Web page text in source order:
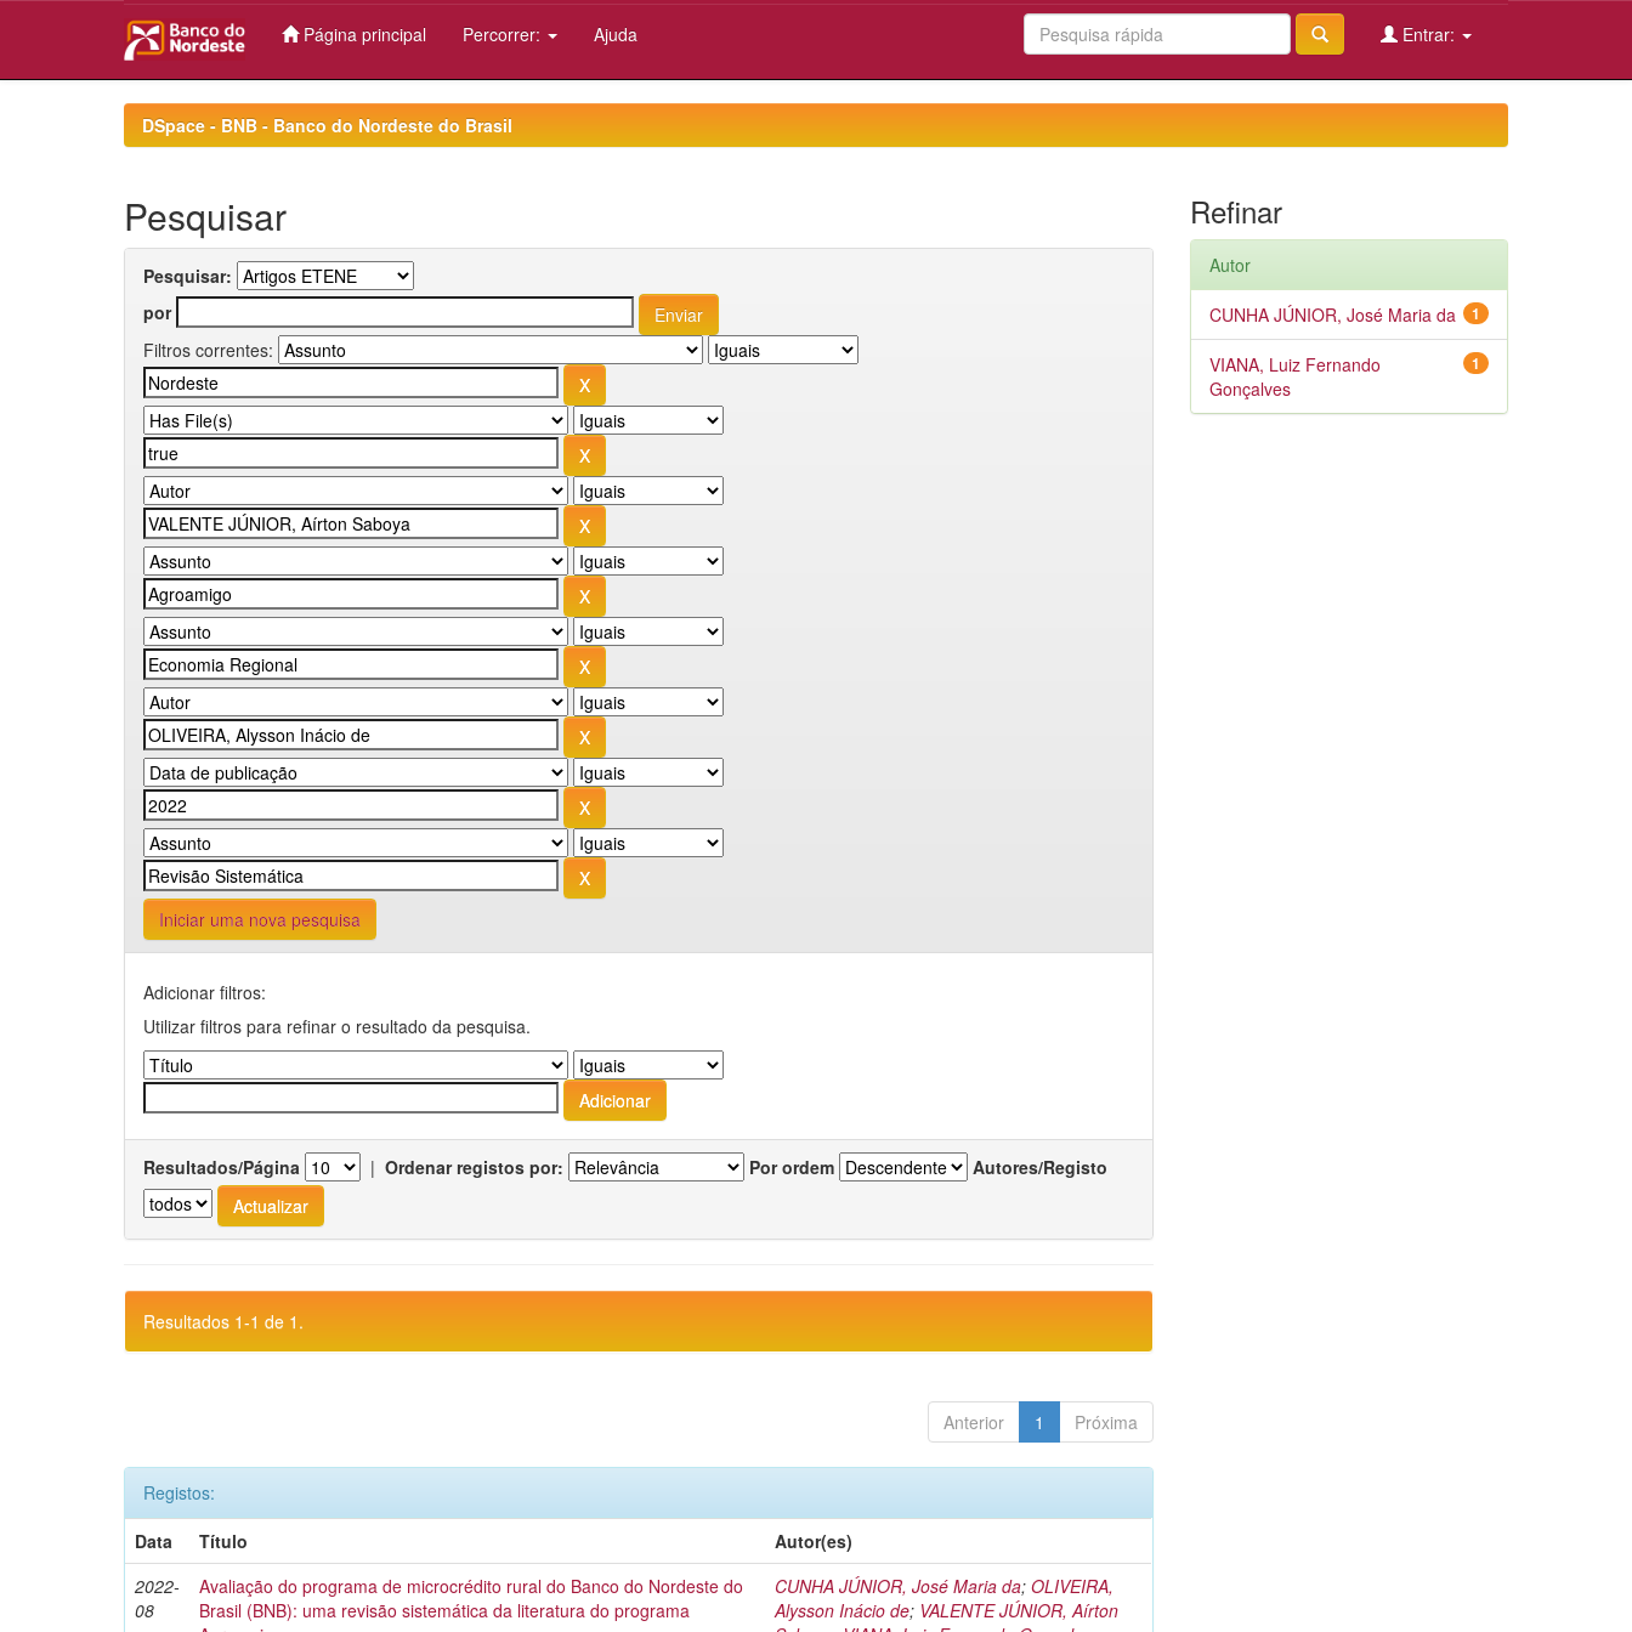
Página principal Percorrer: Ajuda Entrar:
DSpace - BNB - Banco do Nordeste do Brasil
Pesquisar
Pesquisar:
por
Filtros correntes:
Iniciar uma nova pesquisa
Adicionar filtros:
Utilizar filtros para refinar o resultado da pesquisa.
Resultados/Página | Ordenar registos por: Por ordem Autores/Registo
Resultados 1-1 de 1.
Anterior 1 Próxima
Registos:
Data
Título
Autor(es)
2022-
08
Avaliação do programa de microcrédito rural do Banco do Nordeste do
Brasil (BNB): uma revisão sistemática da literatura do programa
CUNHA JÚNIOR, José Maria da;OLIVEIRA,
Alysson Inácio de; VALENTE JÚNIOR, Aírton
Refinar
Autor
1
CUNHA JÚNIOR, José Maria da
1
VIANA, Luiz Fernando
Gonçalves